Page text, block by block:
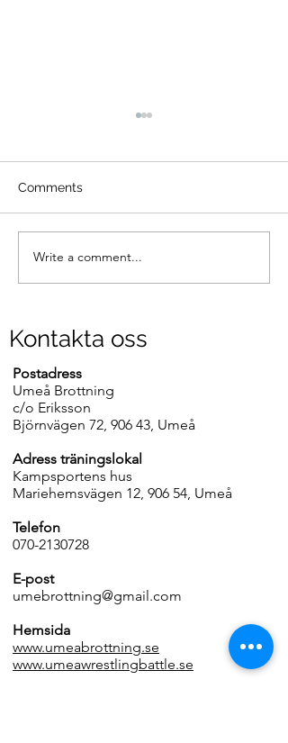
Läger i Umeå 11-13
Comments
Write a comment...
Kontakta oss
Postadress
Umeå Brottning
c/o Eriksson
Björnvägen 72, 906 43, Umeå
Adress träningslokal
Kampsportens hus
Mariehemsvägen 12, 906 54, Umeå
Telefon
070-2130728
E-post
umebrottning@gmail.com
Hemsida
www.umeabrottning.se
www.umeawrestlingbattle.se